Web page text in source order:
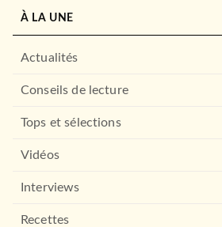
À LA UNE
Actualités
Conseils de lecture
Tops et sélections
Vidéos
Interviews
Recettes